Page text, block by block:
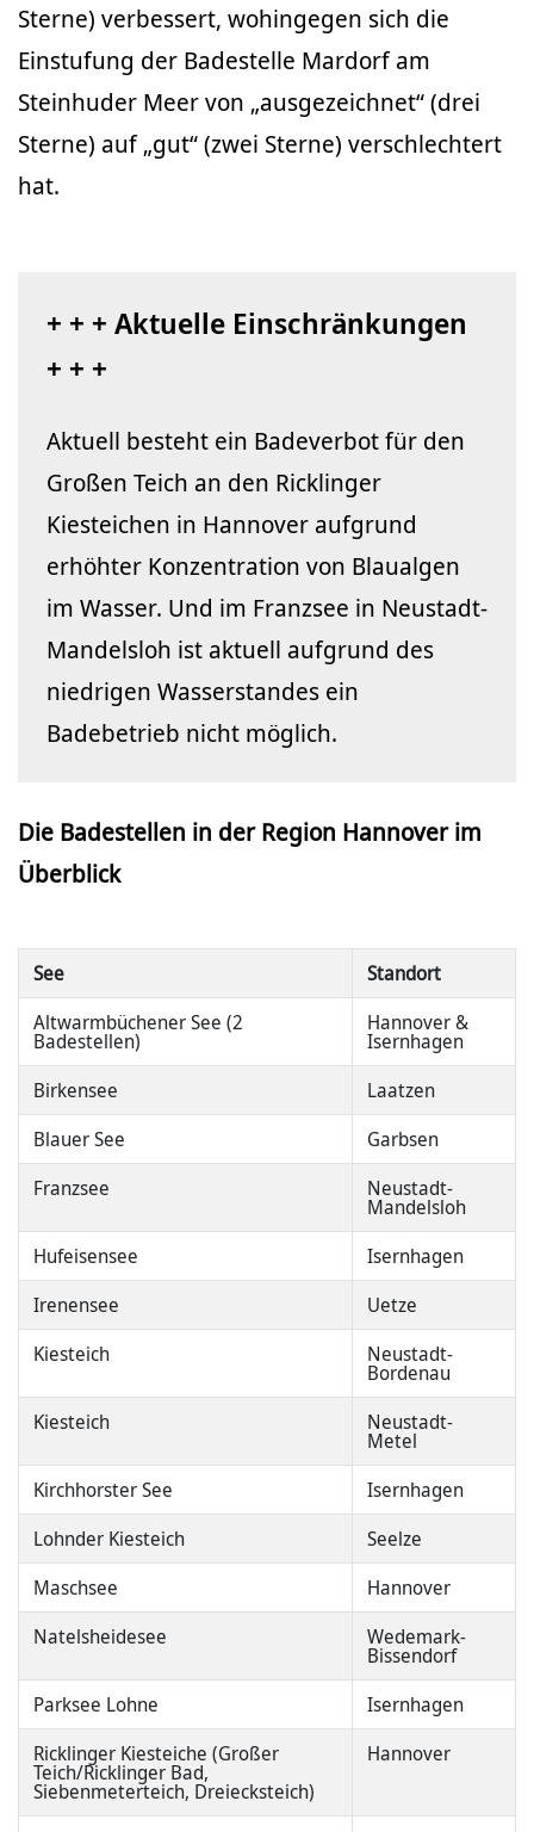
Sterne) verbessert, wohingegen sich die
Einstufung der Badestelle Mardorf am
Steinhuder Meer von „ausgezeichnet“ (drei
Sterne) auf „gut“ (zwei Sterne) verschlechtert
hat.
+ + + Aktuelle Einschränkungen
+ + +
Aktuell besteht ein Badeverbot für den
Großen Teich an den Ricklinger
Kiesteichen in Hannover aufgrund
erhöhter Konzentration von Blaualgen
im Wasser. Und im Franzsee in Neustadt-
Mandelsloh ist aktuell aufgrund des
niedrigen Wasserstandes ein
Badebetrieb nicht möglich.
Die Badestellen in der Region Hannover im
Überblick
See
Standort
Altwarmbüchener See (2
Badestellen)
Hannover &
Isernhagen
Birkensee
Laatzen
Blauer See
Garbsen
Franzsee
Neustadt-
Mandelsloh
Hufeisensee
Isernhagen
Irenensee
Uetze
Kiesteich
Neustadt-
Bordenau
Kiesteich
Neustadt-
Metel
Kirchhorster See
Isernhagen
Lohnder Kiesteich
Seelze
Maschsee
Hannover
Natelsheidesee
Wedemark-
Bissendorf
Parksee Lohne
Isernhagen
Ricklinger Kiesteiche (Großer
Teich/Ricklinger Bad,
Siebenmeterteich, Dreiecksteich)
Hannover